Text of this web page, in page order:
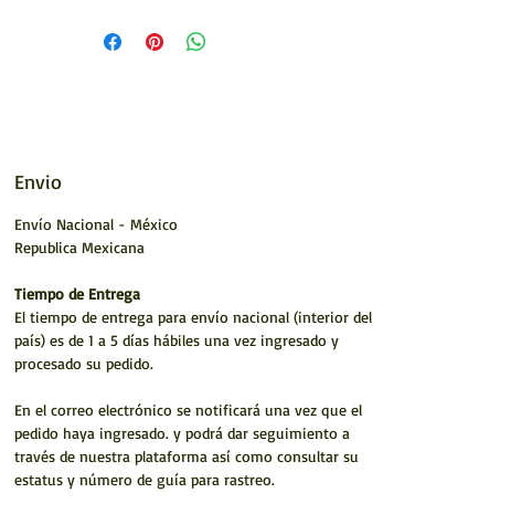
Hecho a mano por artístas Huicholes
ARTESANÍA HUICHOL
Envio
Envío Nacional - México
Republica Mexicana
Tiempo de Entrega
El tiempo de entrega para envío nacional (interior del
país) es de 1 a 5 días hábiles una vez ingresado y
procesado su pedido.
En el correo electrónico se notificará una vez que el
pedido haya ingresado. y podrá dar seguimiento a
través de nuestra plataforma así como consultar su
estatus y número de guía para rastreo.